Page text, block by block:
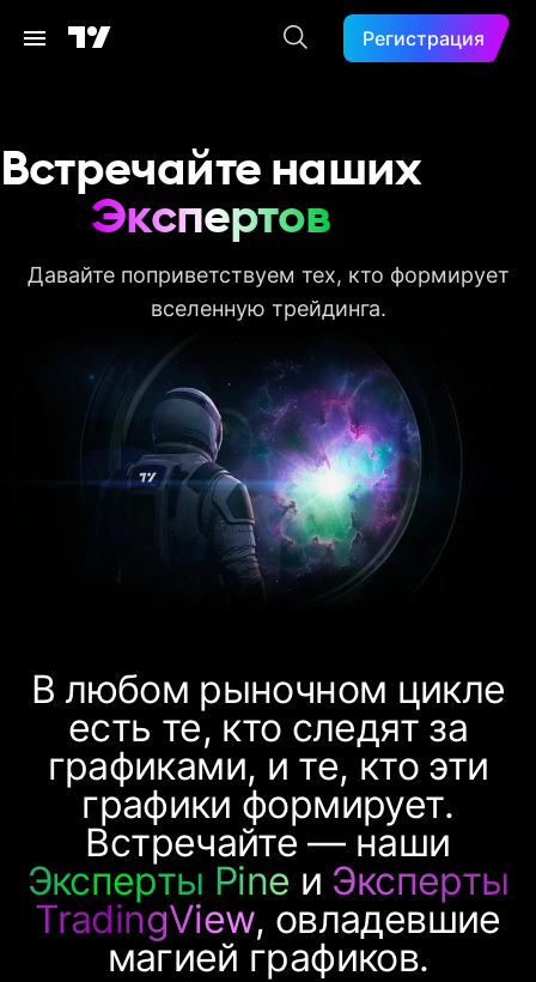
Регистрация
Встречайте наших
Экспертов
Давайте поприветствуем тех, кто формирует
вселенную трейдинга.
В любом рыночном цикле
есть те, кто следят за
графиками, и те, кто эти
графики формирует.
Встречайте — наши
Эксперты Pine и Эксперты
TradingView, овладевшие
магией графиков.